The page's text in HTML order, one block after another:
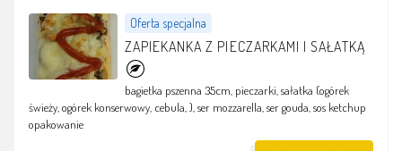
Oferta specjalna
ZAPIEKANKA Z PIECZARKAMI I SAŁATKĄ
bagietka pszenna 35cm, pieczarki, sałatka (ogórek
świeży, ogórek konserwowy, cebula, ), ser mozzarella, ser gouda, sos ketchup
opakowanie